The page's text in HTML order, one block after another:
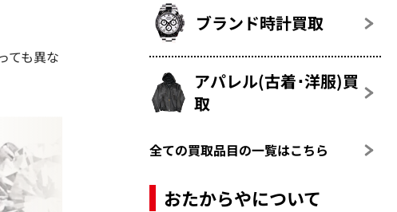
ても異な
ブランド時計買取
アパレル(古着･洋服)買
取
全ての買取品目の一覧はこちら
おたからやについて